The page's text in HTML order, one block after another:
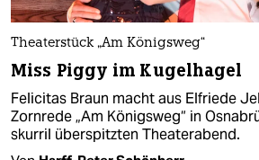
Theaterstück „Am Königsweg“
Miss Piggy im Kugelhagel
Felicitas Braun macht aus Elfriede
Zornrede „Am Königsweg“ in
skurril überspitzten Theaterabend.